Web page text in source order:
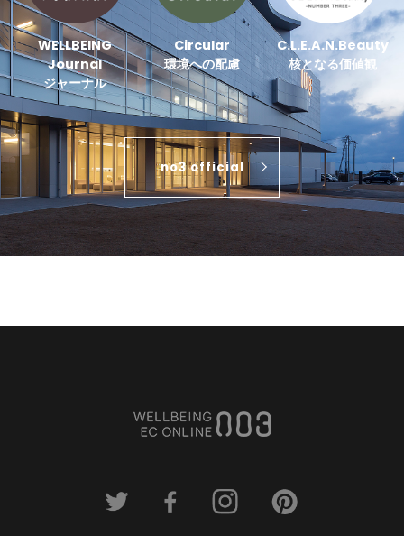
WELLBEING
Journal
ジャーナル
Circular
環境への配慮
C.L.E.A.N.Beauty
核となる価値観
no3 official